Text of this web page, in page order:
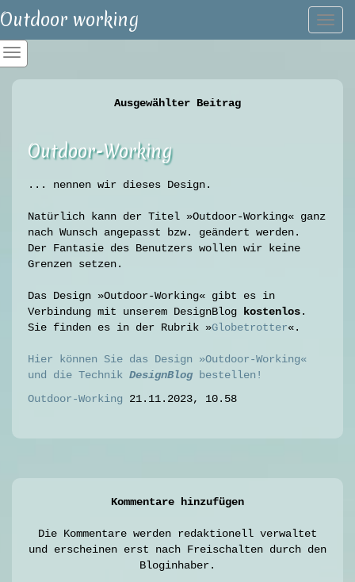
Outdoor working
Ausgewählter Beitrag
Outdoor-Working
... nennen wir dieses Design.
Natürlich kann der Titel »Outdoor-Working« ganz
nach Wunsch angepasst bzw. geändert werden.
Der Fantasie des Benutzers wollen wir keine
Grenzen setzen.
Das Design »Outdoor-Working« gibt es in
Verbindung mit unserem DesignBlog
kostenlos.
Sie finden es in der Rubrik »Globetrotter«.
Hier können Sie das Design »Outdoor-Working«
und die Technik DesignBlogbestellen!
Outdoor-Working 21.11.2023, 10.58
Kommentare hinzufügen
Die Kommentare werden redaktionell verwaltet
und erscheinen erst nach Freischalten durch den
Bloginhaber.